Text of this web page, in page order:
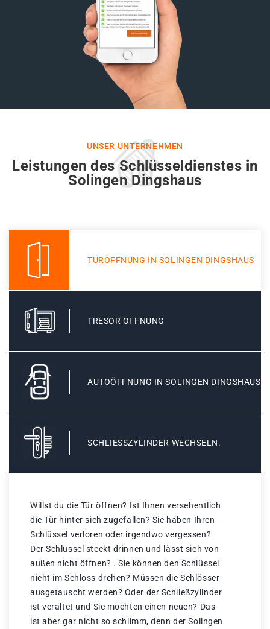
UNSER UNTERNEHMEN
Leistungen des Schlüsseldienstes in
Solingen Dingshaus
TÜRÖFFNUNG IN SOLINGEN DINGSHAUS
TRESOR ÖFFNUNG
AUTOÖFFNUNG IN SOLINGEN DINGSHAUS
SCHLIESSZYLINDER WECHSELN.
Willst du die Tür öffnen? Ist Ihnen versehentlich
die Tür hinter sich zugefallen? Sie haben Ihren
Schlüssel verloren oder irgendwo vergessen?
Der Schlüssel steckt drinnen und lässt sich von
außen nicht öffnen? . Sie können den Schlüssel
nicht im Schloss drehen? Müssen die Schlösser
ausgetauscht werden? Oder der Schließzylinder
ist veraltet und Sie möchten einen neuen? Das
ist aber gar nicht so schlimm, denn der Solingen